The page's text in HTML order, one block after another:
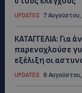
UPDATES 7
ΚΑΤΑΓΓΕΛΙΑ: Για
παρενοχλούσε
εξέλιξη οι
UPDATES 6